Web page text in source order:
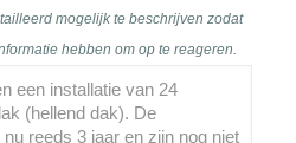
mogelijk te beschrijven zodat
hebben om op te reageren.